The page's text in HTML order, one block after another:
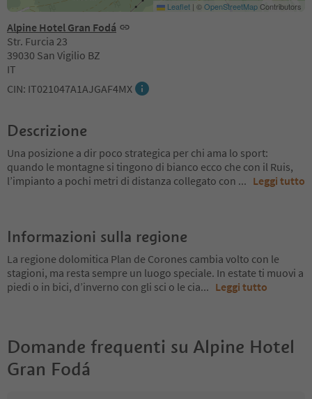
Alpine Hotel Gran Fodá
Str. Furcia 23
39030 San Vigilio BZ
IT
CIN: IT021047A1AJGAF4MX
Leaflet | ©OpenStreetMapContributors
Descrizione
Una posizione a dir poco strategica per chi ama lo sport:
quando le montagne si tingono di bianco ecco che con il Ruis,
l’impianto a pochi metri di distanza collegato con ... Leggi tutto
Informazioni sulla regione
La regione dolomitica Plan de Corones cambia volto con le
stagioni, ma resta sempre un luogo speciale. In estate ti muovi a
piedi o in bici, d’inverno con gli sci o le cia... Leggi tutto
Domande frequenti su Alpine Hotel
Gran Fodá